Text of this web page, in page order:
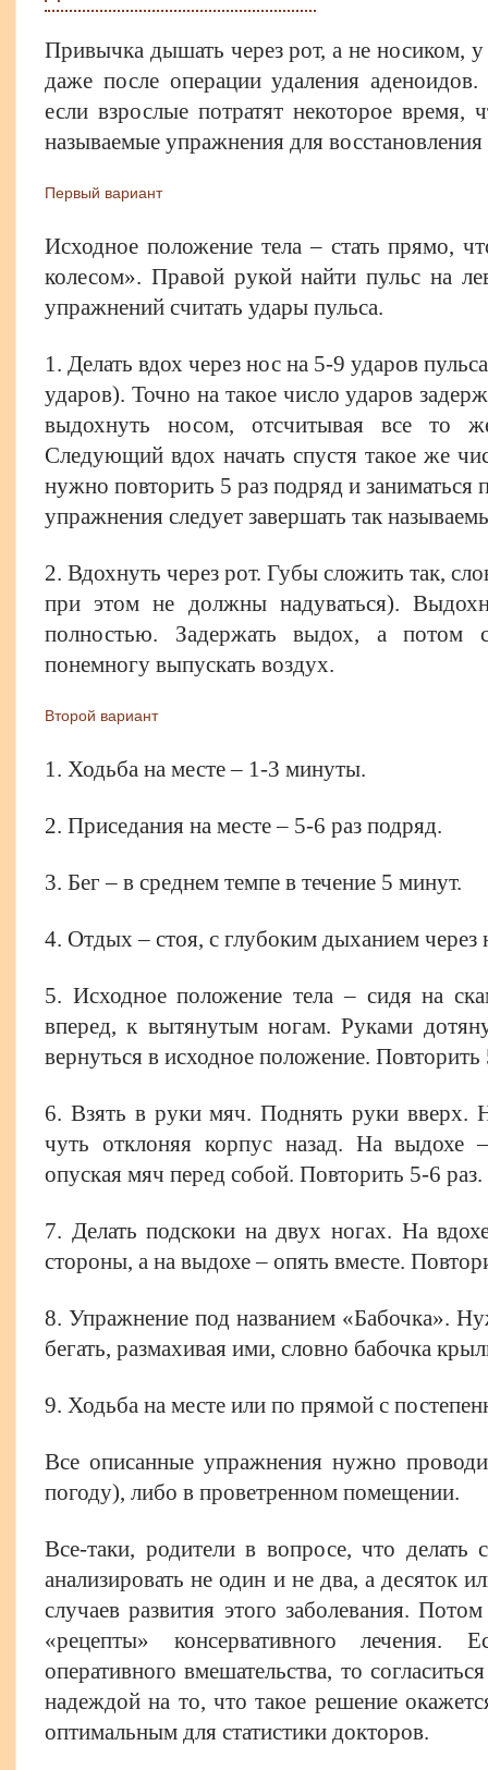
Привычка дышать через рот, а не носиком, у
даже после операции удаления
если взрослые потратят некоторое время,
называемые упражнения для
Первый вариант
Исходное положение тела – стать прямо,
колесом». Правой рукой найти пульс на
упражнений считать удары пульса.
1. Делать вдох через нос на 5-9 ударов
ударов). Точно на такое число ударов
выдохнуть носом, отсчитывая все то
Следующий вдох начать спустя такое же
нужно повторить 5 раз подряд и заниматься
упражнения следует завершать так
2. Вдохнуть через рот. Губы сложить так,
при этом не должны надуваться).
полностью. Задержать выдох, а потом
понемногу выпускать воздух.
Второй вариант
1. Ходьба на месте – 1-3 минуты.
2. Приседания на месте – 5-6 раз подряд.
3. Бег – в среднем темпе в течение 5 минут.
4. Отдых – стоя, с глубоким дыханием через
5. Исходное положение тела – сидя на
вперед, к вытянутым ногам. Руками
вернуться в исходное положение. Повторить
6. Взять в руки мяч. Поднять руки вверх.
чуть отклоняя корпус назад. На выдохе
опуская мяч перед собой. Повторить 5-6 раз.
7. Делать подскоки на двух ногах. На
стороны, а на выдохе – опять вместе.
8. Упражнение под названием «Бабочка».
бегать, размахивая ими, словно бабочка
9. Ходьба на месте или по прямой с
Все описанные упражнения нужно
погоду), либо в проветренном помещении.
Все-таки, родители в вопросе, что
анализировать не один и не два, а десяток
случаев развития этого заболевания.
«рецепты» консервативного лечения.
оперативного вмешательства, то
надеждой на то, что такое решение
оптимальным для статистики докторов.